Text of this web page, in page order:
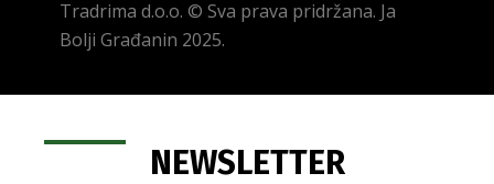
Tradrima d.o.o. © Sva prava pridržana. Ja
Bolji Građanin 2025.
NEWSLETTER